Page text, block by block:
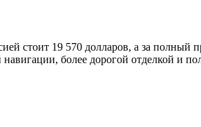
стоит 19 570 долларов, а за
более дорогой отделкой и